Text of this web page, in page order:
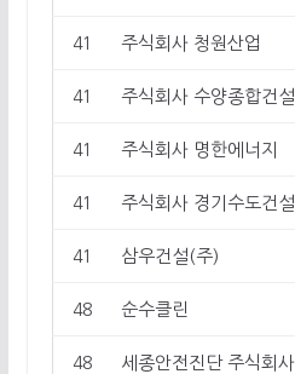
41 주식회사 청원산업
41 주식회사 수양종합건설
41 주식회사 명한에너지
41 주식회사 경기수도건설
41 삼우건설(주)
48 순수클린
48 세종안전진단 주식회사